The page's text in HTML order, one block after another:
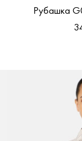
Рубашка